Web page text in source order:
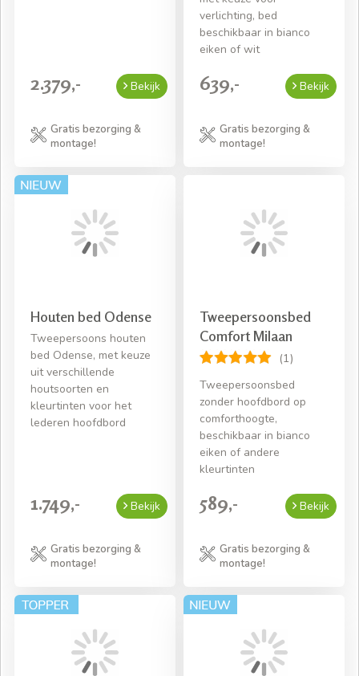
2.379,- Bekijk
Gratis bezorging &
montage!
verlichting, bed
beschikbaar in bianco
eiken of wit
639,- Bekijk
Gratis bezorging &
montage!
Houten bed Odense
Tweepersoons houten
bed Odense, met keuze
uit verschillende
houtsoorten en
kleurtinten voor het
lederen hoofdbord
1.749,- Bekijk
Gratis bezorging &
montage!
Tweepersoonsbed
Comfort Milaan
(1)
Tweepersoonsbed
zonder hoofdbord op
comforthoogte,
beschikbaar in bianco
eiken of andere
kleurtinten
589,- Bekijk
Gratis bezorging &
montage!